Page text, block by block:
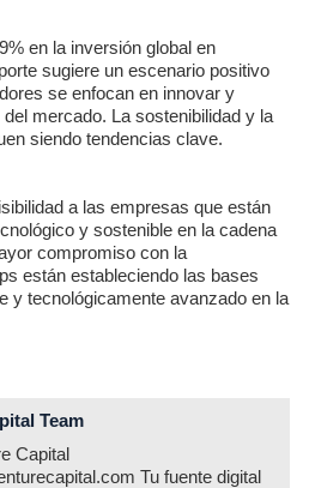
en la inversión global en
sugiere un escenario positivo
se enfocan en innovar y
mercado. La sostenibilidad y la
siendo tendencias clave.
a las empresas que están
y sostenible en la cadena
compromiso con la
están estableciendo las bases
y tecnológicamente avanzado en la
Team
Capital
Tu fuente digital